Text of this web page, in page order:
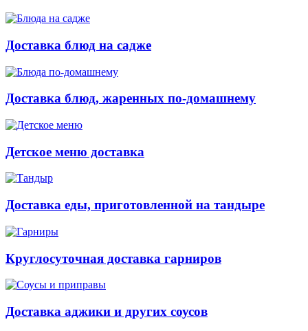
Доставка блюд на садже
Доставка блюд, жаренных по-домашнему
Детское меню доставка
Доставка еды, приготовленной на тандыре
Круглосуточная доставка гарниров
Доставка аджики и других соусов